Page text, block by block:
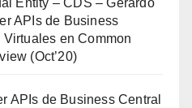
Entity – CDS – Gerardo
APIs de Business
en Common
(Oct’20)
APIs de Business Central